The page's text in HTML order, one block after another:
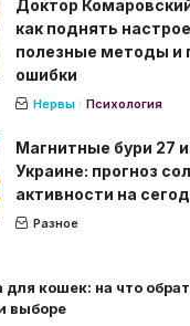
Доктор
как поднять
полезные методы и
ошибки
Нервы Психология
Магнитные бури 27
Украине: прогноз
активности на
Разное
кошек: на что
выборе